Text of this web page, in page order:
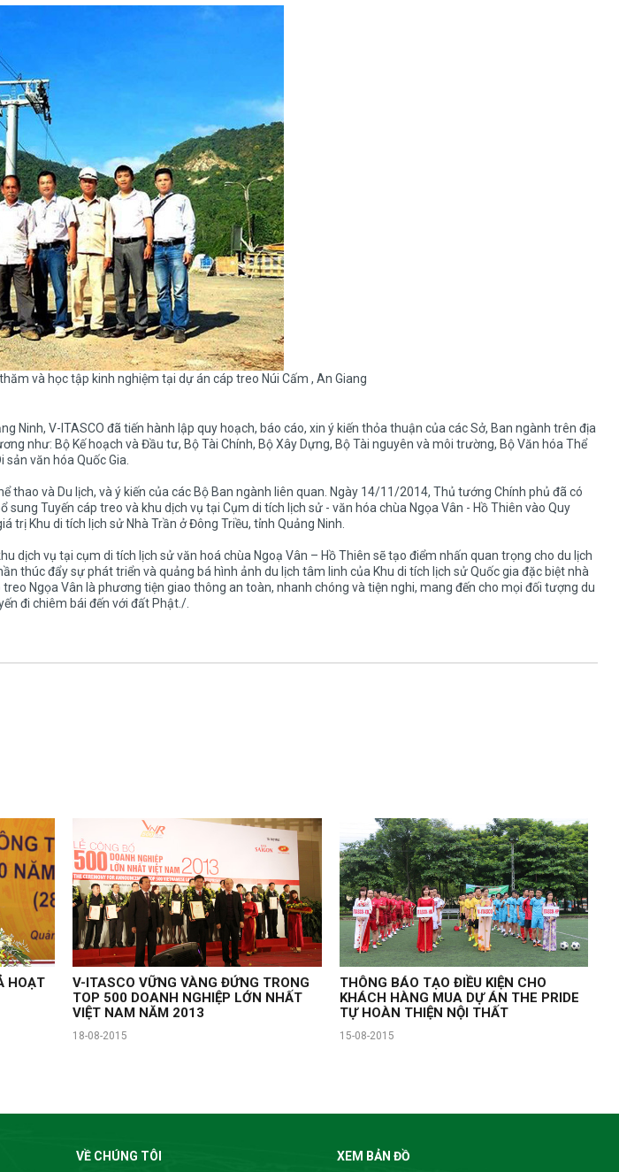
và học tập kinh nghiệm tại dự án cáp treo Núi Cấm , An Giang
Ninh, V-ITASCO đã tiến hành lập quy hoạch, báo cáo, xin ý kiến thỏa thuận của các Sở, Ban ngành trên địa
như: Bộ Kế hoạch và Đầu tư, Bộ Tài Chính, Bộ Xây Dựng, Bộ Tài nguyên và môi trường, Bộ Văn hóa Thể
văn hóa Quốc Gia.
thao và Du lịch, và ý kiến của các Bộ Ban ngành liên quan. Ngày 14/11/2014, Thủ tướng Chính phủ đã có
sung Tuyến cáp treo và khu dịch vụ tại Cụm di tích lịch sử - văn hóa chùa Ngọa Vân - Hồ Thiên vào Quy
trị Khu di tích lịch sử Nhà Trần ở Đông Triều, tỉnh Quảng Ninh.
dịch vụ tại cụm di tích lịch sử văn hoá chùa Ngoạ Vân – Hồ Thiên sẽ tạo điểm nhấn quan trọng cho du lịch
thúc đẩy sự phát triển và quảng bá hình ảnh du lịch tâm linh của Khu di tích lịch sử Quốc gia đặc biệt nhà
Ngọa Vân là phương tiện giao thông an toàn, nhanh chóng và tiện nghi, mang đến cho mọi đối tượng du
đi chiêm bái đến với đất Phật./.
HOẠT
V-ITASCO VỮNG VÀNG ĐỨNG TRONG
TOP 500 DOANH NGHIỆP LỚN NHẤT
VIỆT NAM NĂM 2013
18-08-2015
THÔNG BÁO TẠO ĐIỀU KIỆN CHO
KHÁCH HÀNG MUA DỰ ÁN THE PRIDE
TỰ HOÀN THIỆN NỘI THẤT
15-08-2015
VỀ CHÚNG TÔI XEM BẢN ĐỒ